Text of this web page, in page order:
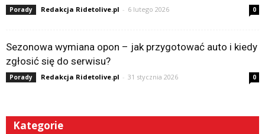
Porady Redakcja Ridetolive.pl - 6 lutego 2026 0
Sezonowa wymiana opon – jak przygotować auto i kiedy
zgłosić się do serwisu?
Porady Redakcja Ridetolive.pl - 31 stycznia 2026 0
Kategorie